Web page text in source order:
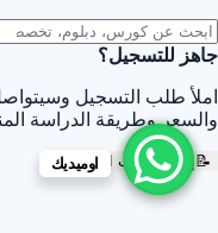
جاهز للتسجيل؟
املأ طلب التسجيل
والسعر وطريقة الدراسة
📝 إرسال طلب التسجيل
اوميديك